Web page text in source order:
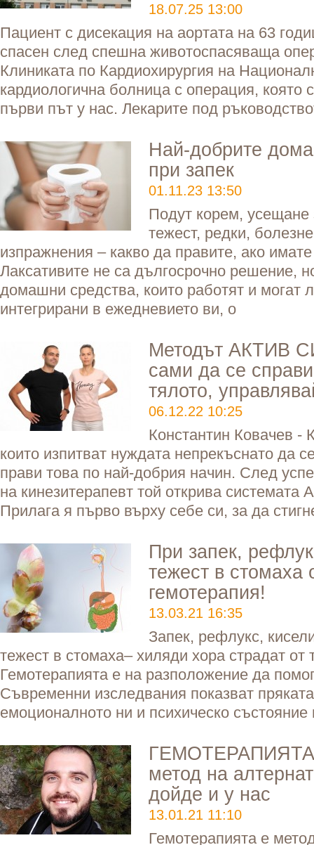
18.07.25 13:00
Пациент с дисекация на аортата на 63
спасен след спешна животоспасяваща
Клиниката по Кардиохирургия на
кардиологична болница с операция, която
първи път у нас. Лекарите под
Най-добрите
при запек
01.11.23 13:50
Подут корем, усещане
тежест, редки,
изпражнения – какво да правите, ако
Лаксативите не са дългосрочно решение,
домашни средства, които работят и могат
интегрирани в ежедневието ви, о
Методът АКТИВ
сами да се
тялото,
06.12.22 10:25
Константин Ковачев -
които изпитват нуждата непрекъснато да
прави това по най-добрия начин. След
на кинезитерапевт той открива
Прилага я първо върху себе си, за да
При запек,
тежест в стомаха
гемотерапия!
13.03.21 16:35
Запек, рефлукс,
тежест в стомаха– хиляди хора страдат от
Гемотерапията е на разположение да
Съвременни изследвания показват
емоционалното ни и психическо състояние
ГЕМОТЕРАПИЯТА-
метод на
дойде и у нас
13.01.21 11:10
Гемотерапията е